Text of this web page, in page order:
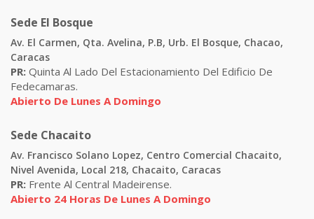
Sede El Bosque
Av. El Carmen, Qta. Avelina, P.B, Urb. El Bosque, Chacao,
Caracas
PR: Quinta Al Lado Del Estacionamiento Del Edificio De
Fedecamaras.
Abierto De Lunes A Domingo
Sede Chacaito
Av. Francisco Solano Lopez, Centro Comercial Chacaito,
Nivel Avenida, Local 218, Chacaito, Caracas
PR: Frente Al Central Madeirense.
Abierto 24 Horas De Lunes A Domingo